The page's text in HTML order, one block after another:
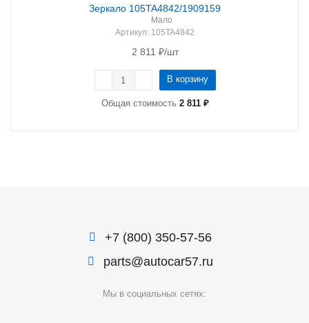
Зеркало 105TA4842/1909159
Мало
Артикул: 105TA4842
2 811 ₽/шт
В корзину
Общая стоимость 2 811 ₽
+7 (800) 350-57-56
parts@autocar57.ru
Мы в социальных сетях: